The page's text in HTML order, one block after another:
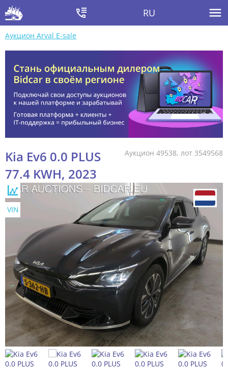
RU
Аукцион Arval E-sale
Аукцион 49538, лот 3549568
Kia Ev6 0.0 PLUS
77.4 KWH, 2023
VIN